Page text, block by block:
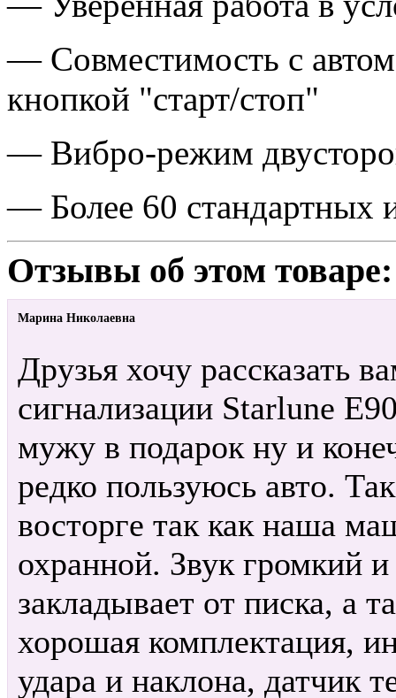
— Совместимость с
кнопкой "старт/стоп"
— Вибро-режим
— Более 60 стандартных
Отзывы об этом товаре:
Марина Николаевна
Друзья хочу рассказать
сигнализации Starlune
мужу в подарок ну и
редко пользуюсь авто.
восторге так как наша
охранной. Звук громкий
закладывает от писка, а
хорошая комплектация,
удара и наклона, датчик